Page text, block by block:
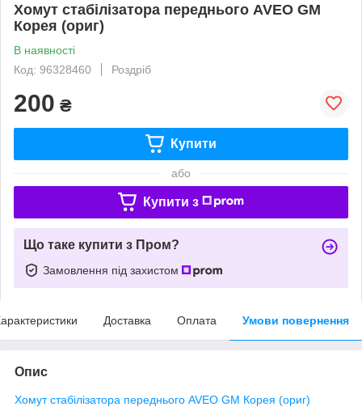
Хомут стабілізатора переднього AVEO GM
Корея (ориг)
В наявності
Код: 96328460
Роздріб
200 ₴
Купити
або
Купити з
Що таке купити з Пром?
Замовлення під захистом
Доставка Оплата Умови повернення
Опис
Хомут стабілізатора переднього AVEO GM Корея (ориг)